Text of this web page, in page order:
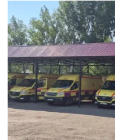
t
6
,
2
0
2
6